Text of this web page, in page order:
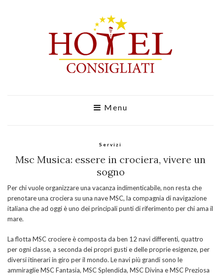
Menu
Servizi
Msc Musica: essere in crociera, vivere un
sogno
Per chi vuole organizzare una vacanza indimenticabile, non resta che
prenotare una crociera su una nave MSC, la compagnia di navigazione
italiana che ad oggi è uno dei principali punti di riferimento per chi ama il
mare.
La flotta MSC crociere è composta da ben 12 navi differenti, quattro
per ogni classe, a seconda dei propri gusti e delle proprie esigenze, per
diversi itinerari in giro per il mondo. Le navi più grandi sono le
ammiraglie MSC Fantasia, MSC Splendida, MSC Divina e MSC Preziosa